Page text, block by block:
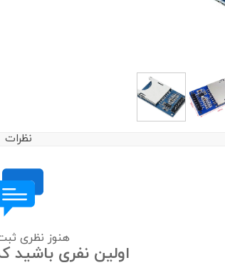
نظرات
هنوز نظری
اولین نفری باشید